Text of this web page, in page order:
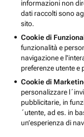
informazioni non
dati raccolti sono
sito.
Cookie di
funzionalità e
navigazione e
preferenze utente e
Cookie di
personalizzare
pubblicitarie, in
´utente, ad es. in
un’esperienza di